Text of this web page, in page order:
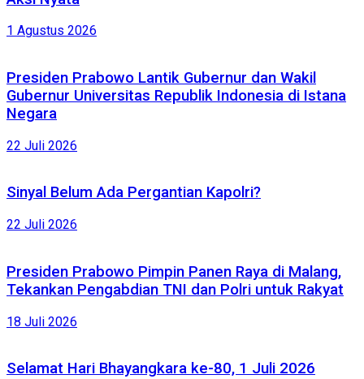
1 Agustus 2026
Presiden Prabowo Lantik Gubernur dan Wakil
Gubernur Universitas Republik Indonesia di Istana
Negara
22 Juli 2026
Sinyal Belum Ada Pergantian Kapolri?
22 Juli 2026
Presiden Prabowo Pimpin Panen Raya di Malang,
Tekankan Pengabdian TNI dan Polri untuk Rakyat
18 Juli 2026
Selamat Hari Bhayangkara ke-80, 1 Juli 2026